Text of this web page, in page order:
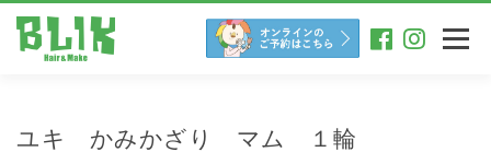
メニュー
ユキ かみかざり マム １輪